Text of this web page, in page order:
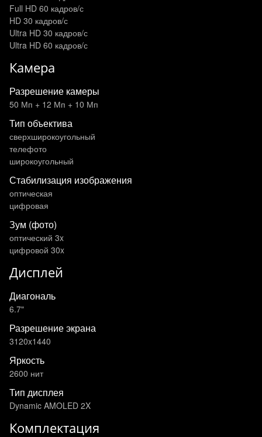
Full HD 60 кадров/с
HD 30 кадров/с
Ultra HD 30 кадров/с
Ultra HD 60 кадров/с
Камера
Разрешение камеры
50 Мп + 12 Мп + 10 Мп
Тип объектива
сверхширокоугольный
телефото
широкоугольный
Стабилизация изображения
оптическая
цифровая
Зум (фото)
оптический 3x
цифровой 30x
Дисплей
Диагональ
6.7"
Разрешение экрана
3120x1440
Яркость
2600 нит
Тип дисплея
Dynamic AMOLED 2X
Комплектация